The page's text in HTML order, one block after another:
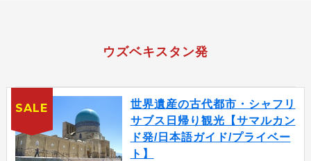
ウズベキスタン発
世界遺産の古代都市・シャフリ
サブス日帰り観光【サマルカン
ド発/日本語ガイド/プライベー
ト】
SALE